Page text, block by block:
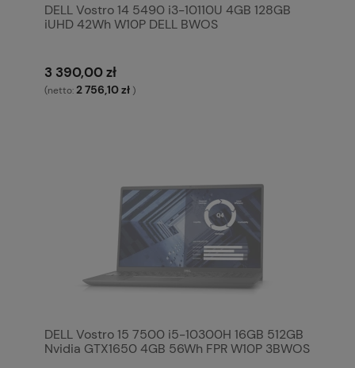
DELL Vostro 14 5490 i3-10110U 4GB 128GB
iUHD 42Wh W10P DELL BWOS
3 390,00 zł
(netto:2 756,10 zł )
DELL Vostro 15 7500 i5-10300H 16GB 512GB
Nvidia GTX1650 4GB 56Wh FPR W10P 3BWOS